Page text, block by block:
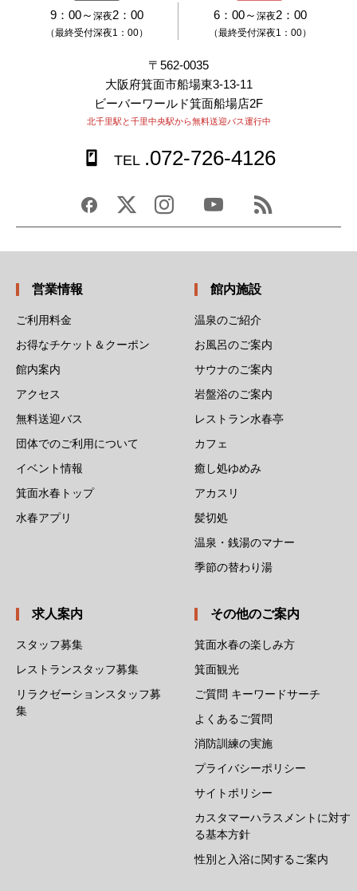
9：00～ 深夜2：00
（最終受付深夜1：00）
6：00～ 深夜2：00
（最終受付深夜1：00）
〒562-0035
大阪府箕面市船場東3-13-11
ビーバーワールド箕面船場店2F
北千里駅と千里中央駅から無料送迎バス運行中
TEL .072-726-4126
営業情報
ご利用料金
お得なチケット＆クーポン
館内案内
アクセス
無料送迎バス
団体でのご利用について
イベント情報
箕面水春トップ
水春アプリ
館内施設
温泉のご紹介
お風呂のご案内
サウナのご案内
岩盤浴のご案内
レストラン水春亭
カフェ
癒し処ゆめみ
アカスリ
髪切処
温泉・銭湯のマナー
季節の替わり湯
求人案内
スタッフ募集
レストランスタッフ募集
リラクゼーションスタッフ募
集
その他のご案内
箕面水春の楽しみ方
箕面観光
ご質問 キーワードサーチ
よくあるご質問
消防訓練の実施
プライバシーポリシー
サイトポリシー
カスタマーハラスメントに対す
る基本方針
性別と入浴に関するご案内